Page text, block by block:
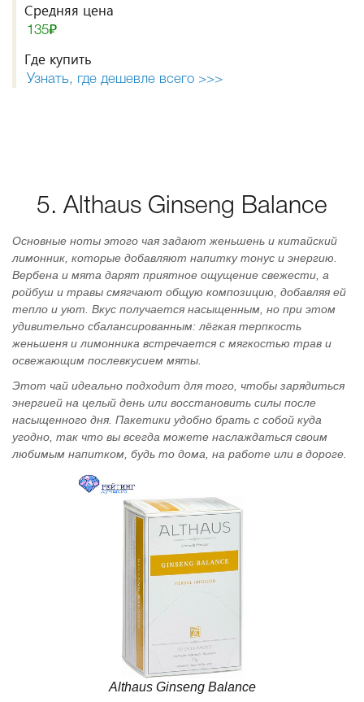
Средняя цена
135₽
Где купить
Узнать, где дешевле всего >>>
5. Althaus Ginseng Balance
Основные ноты этого чая задают женьшень и китайский
лимонник, которые добавляют напитку тонус и энергию.
Вербена и мята дарят приятное ощущение свежести, а
ройбуш и травы смягчают общую композицию, добавляя ей
тепло и уют. Вкус получается насыщенным, но при этом
удивительно сбалансированным: лёгкая терпкость
женьшеня и лимонника встречается с мягкостью трав и
освежающим послевкусием мяты.
Этот чай идеально подходит для того, чтобы зарядиться
энергией на целый день или восстановить силы после
насыщенного дня. Пакетики удобно брать с собой куда
угодно, так что вы всегда можете наслаждаться своим
любимым напитком, будь то дома, на работе или в дороге.
Althaus Ginseng Balance